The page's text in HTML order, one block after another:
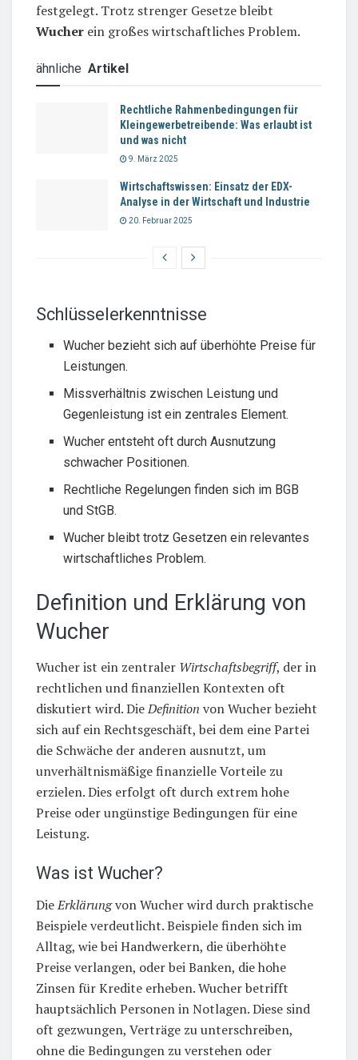
festgelegt. Trotz strenger Gesetze bleibt
Wucher ein großes wirtschaftliches Problem.
ähnliche Artikel
Rechtliche Rahmenbedingungen für
Kleingewerbetreibende: Was erlaubt ist
und was nicht
9. März 2025
Wirtschaftswissen: Einsatz der EDX-
Analyse in der Wirtschaft und Industrie
20. Februar 2025
Schlüsselerkenntnisse
Wucher bezieht sich auf überhöhte Preise für
Leistungen.
Missverhältnis zwischen Leistung und
Gegenleistung ist ein zentrales Element.
Wucher entsteht oft durch Ausnutzung
schwacher Positionen.
Rechtliche Regelungen finden sich im BGB
und StGB.
Wucher bleibt trotz Gesetzen ein relevantes
wirtschaftliches Problem.
Definition und Erklärung von
Wucher
Wucher ist ein zentraler Wirtschaftsbegriff, der in
rechtlichen und finanziellen Kontexten oft
diskutiert wird. DieDefinition von Wucher bezieht
sich auf ein Rechtsgeschäft, bei dem eine Partei
die Schwäche der anderen ausnutzt, um
unverhältnismäßige finanzielle Vorteile zu
erzielen. Dies erfolgt oft durch extrem hohe
Preise oder ungünstige Bedingungen für eine
Leistung.
Was ist Wucher?
DieErklärungvon Wucher wird durch praktische
Beispiele verdeutlicht. Beispiele finden sich im
Alltag, wie bei Handwerkern, die überhöhte
Preise verlangen, oder bei Banken, die hohe
Zinsen für Kredite erheben. Wucher betrifft
hauptsächlich Personen in Notlagen. Diese sind
oft gezwungen, Verträge zu unterschreiben,
ohne die Bedingungen zu verstehen oder